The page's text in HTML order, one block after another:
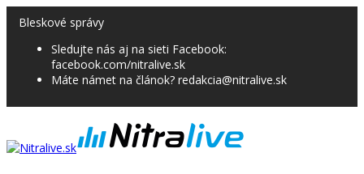
Bleskové správy
Sledujte nás aj na sieti Facebook:
facebook.com/nitralive.sk
Máte námet na článok? redakcia@nitralive.sk